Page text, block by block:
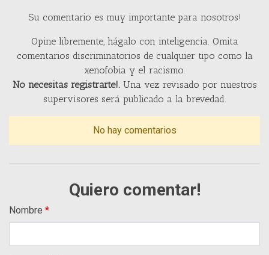
Su comentario es muy importante para nosotros!
Opine libremente, hágalo con inteligencia. Omita
comentarios discriminatorios de cualquier tipo como la
xenofobia y el racismo.
No necesitas registrarte!.Una vez revisado por nuestros
supervisores será publicado a la brevedad.
No hay comentarios
Quiero comentar!
Nombre